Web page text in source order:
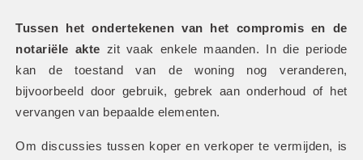
Tussen het ondertekenen van het compromis en de
notariële akte zit vaak enkele maanden. In die periode
kan de toestand van de woning nog veranderen,
bijvoorbeeld door gebruik, gebrek aan onderhoud of het
vervangen van bepaalde elementen.
Om discussies tussen koper en verkoper te vermijden, is